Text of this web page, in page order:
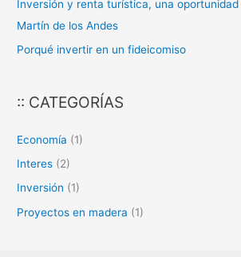
Inversión y renta turística, una oportunidad
Martín de los Andes
Porqué invertir en un fideicomiso
:: CATEGORÍAS
Economía (1)
Interes (2)
Inversión (1)
Proyectos en madera (1)